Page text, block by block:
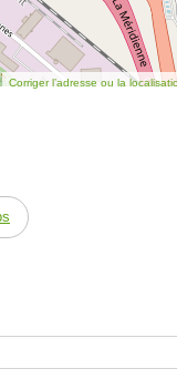
Corriger l’adresse ou la